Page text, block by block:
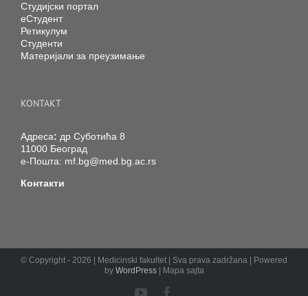
Студијски портал
еСтудент
Ретикулум
Студенти
Материјали за преузимање
KONTAKT
Адреса: др Суботића 8
11000 Београд
е-Пошта: mf.bg@med.bg.ac.rs
Контакти
© Copyright - 2026 | Medicinski fakultet | Sva prava zadržana | Powered
by WordPress| Mapa sajta
YouTube